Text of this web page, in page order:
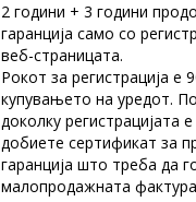
2 години + 3 години
гаранција само со
веб-страницата.
Рокот за регистрација е
купувањето на уредот.
доколку регистрацијата
добиете сертификат за
гаранција што треба да
малопродажната